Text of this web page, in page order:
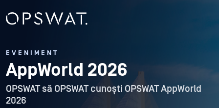
EVENIMENT
AppWorld 2026
OPSWAT să OPSWAT cunoști OPSWAT AppWorld
2026